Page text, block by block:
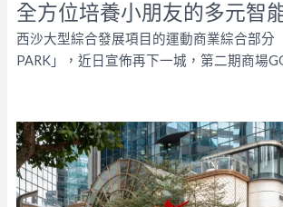
全方位培養小朋友的多元智
西沙大型綜合發展項目的運動商業綜合部分
PARK」，近日宣佈再下一城，第二期商場